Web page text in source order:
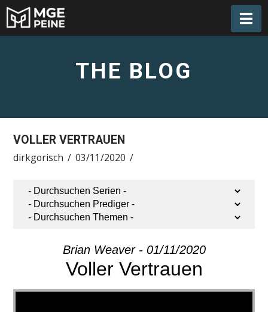
THE BLOG
VOLLER VERTRAUEN
dirkgorisch 03/11/2020
Brian Weaver - 01/11/2020
Voller Vertrauen